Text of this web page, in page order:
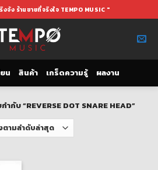
จัง ร้านขายที่จริงใจ TEMPO MUSIC "
น สินค้า เกร็ดความรู้ ผลงาน
กับ “REVERSE DOT SNARE HEAD”